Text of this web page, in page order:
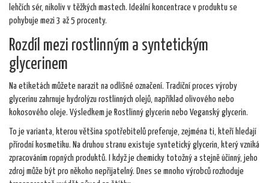
lehčích sér, nikoliv v těžkých mastech. Ideální koncentrace v produktu se
pohybuje mezi 3 až 5 procenty.
Rozdíl mezi rostlinným a syntetickým
glycerinem
Na etiketách můžete narazit na odlišné označení. Tradiční proces výroby
glycerinu zahrnuje hydrolýzu rostlinných olejů, například olivového nebo
kokosového oleje. Výsledkem je Rostlinný glycerin nebo Veganský glycerin.
To je varianta, kterou většina spotřebitelů preferuje, zejména ti, kteří hledají
přírodní kosmetiku. Na druhou stranu existuje syntetický glycerin, který vzniká
zpracováním ropných produktů. I když je chemicky totožný a stejně účinný, jeho
zdroj může být pro někoho nepřijatelný. Dnes se mnoho výrobců rozhoduje